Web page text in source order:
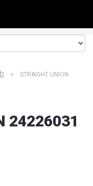
> STRAIGHT UNION
24226031